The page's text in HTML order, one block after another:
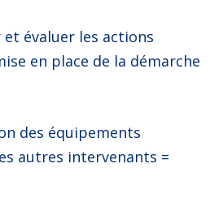
évaluer les actions
en place de la démarche
des équipements
autres intervenants =